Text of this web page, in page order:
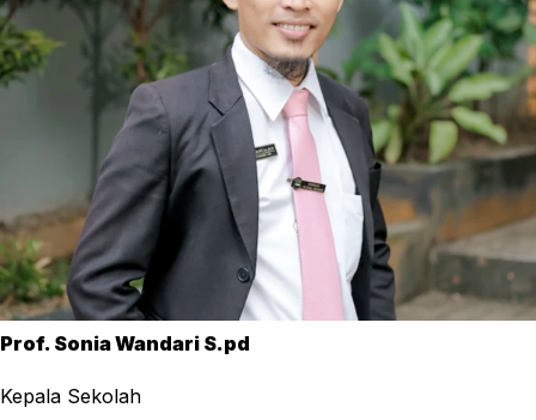
Prof. Sonia Wandari S.pd
Kepala Sekolah